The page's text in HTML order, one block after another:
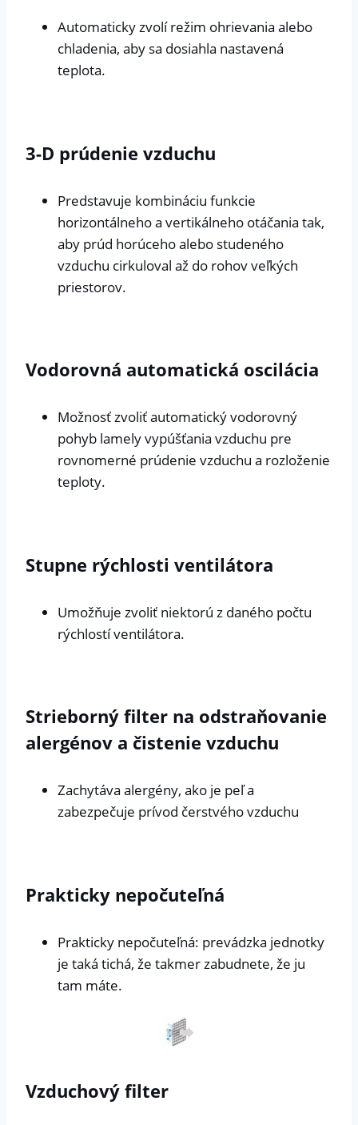
Automaticky zvolí režim ohrievania alebo
chladenia, aby sa dosiahla nastavená
teplota.
3-D prúdenie vzduchu
Predstavuje kombináciu funkcie
horizontálneho a vertikálneho otáčania tak,
aby prúd horúceho alebo studeného
vzduchu cirkuloval až do rohov veľkých
priestorov.
Vodorovná automatická oscilácia
Možnosť zvoliť automatický vodorovný
pohyb lamely vypúšťania vzduchu pre
rovnomerné prúdenie vzduchu a rozloženie
teploty.
Stupne rýchlosti ventilátora
Umožňuje zvoliť niektorú z daného počtu
rýchlostí ventilátora.
Strieborný filter na odstraňovanie
alergénov a čistenie vzduchu
Zachytáva alergény, ako je peľ a
zabezpečuje prívod čerstvého vzduchu
Prakticky nepočuteľná
Prakticky nepočuteľná: prevádzka jednotky
je taká tichá, že takmer zabudnete, že ju
tam máte.
Vzduchový filter